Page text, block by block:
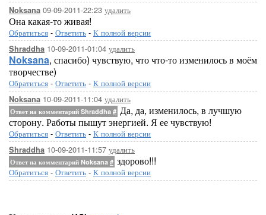
Noksana 09-09-2011-22:23 удалить
Она какая-то живая!
Обратиться - Ответить - К полной версии
Shraddha 10-09-2011-01:04 удалить
Noksana, спасибо) чувствую, что что-то изменилось в моём
творчестве)
Обратиться - Ответить - К полной версии
Noksana 10-09-2011-11:04 удалить
Ответ на комментарий Shraddha # Да, да, изменилось, в лучшую
сторону. Работы пышут энергией. Я ее чувствую!
Обратиться - Ответить - К полной версии
Shraddha 10-09-2011-11:57 удалить
Ответ на комментарий Noksana # здорово!!!
Обратиться - Ответить - К полной версии